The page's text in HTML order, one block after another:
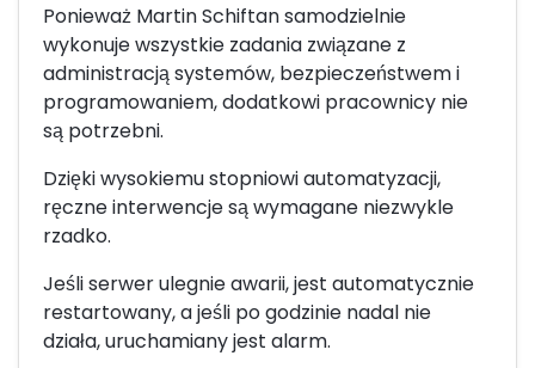
Ponieważ Martin Schiftan samodzielnie
wykonuje wszystkie zadania związane z
administracją systemów, bezpieczeństwem i
programowaniem, dodatkowi pracownicy nie
są potrzebni.
Dzięki wysokiemu stopniowi automatyzacji,
ręczne interwencje są wymagane niezwykle
rzadko.
Jeśli serwer ulegnie awarii, jest automatycznie
restartowany, a jeśli po godzinie nadal nie
działa, uruchamiany jest alarm.